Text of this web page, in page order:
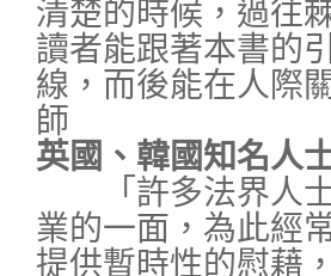
清楚的時候，過往
讀者能跟著本書的
線，而後能在人際
師
英國、韓國知名人
「許多法界人士
業的一面，為此經
提供暫時性的慰藉